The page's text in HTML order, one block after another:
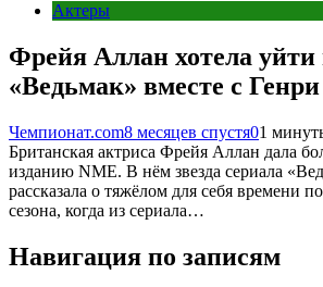
Актеры
Фрейя Аллан хотела уйти
«Ведьмак» вместе с
Чемпионат.com8 месяцев спустя01
Британская актриса Фрейя Аллан дала
изданию NME. В нём звезда сериала
рассказала о тяжёлом для себя времени
сезона, когда из сериала…
Навигация по записям